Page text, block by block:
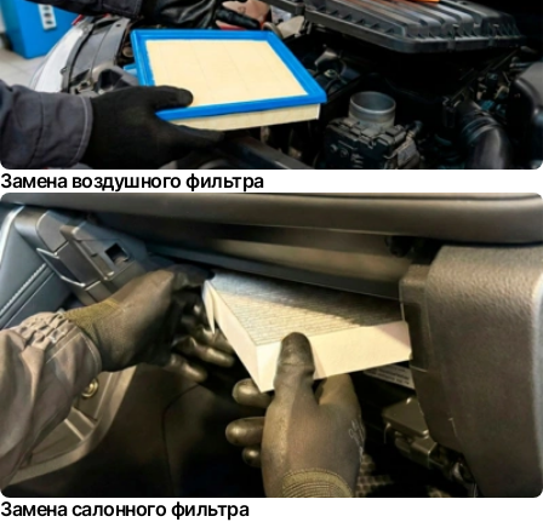
Замена воздушного фильтра
Замена салонного фильтра